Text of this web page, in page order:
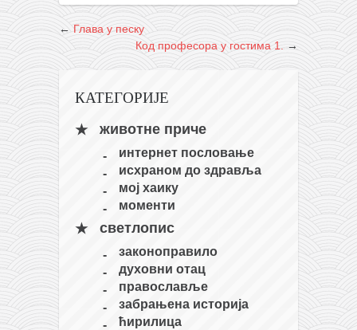
← Глава у песку
Код професора у гостима 1.
→
КАТЕГОРИЈЕ
животне приче
интернет пословање
исхраном до здравља
мој хаику
моменти
светлопис
законоправило
духовни отац
православље
забрањена историја
ћирилица